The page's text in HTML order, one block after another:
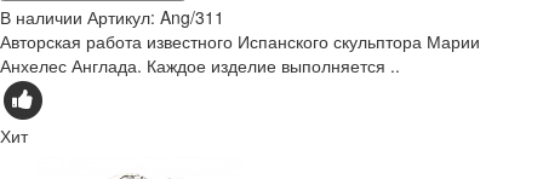
В наличии Артикул: Ang/311
Авторская работа известного Испанского скульптора Марии
Анхелес Англада. Каждое изделие выполняется ..
Хит